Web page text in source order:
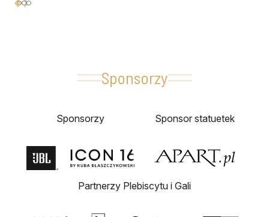
Sponsorzy
Sponsorzy Sponsor statuetek
Partnerzy Plebiscytu i Gali